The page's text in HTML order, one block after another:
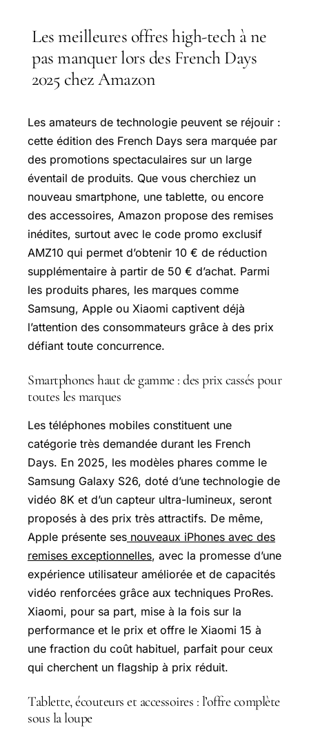
Les meilleures offres high-tech à ne
pas manquer lors des French Days
2025 chez Amazon
Les amateurs de technologie peuvent se réjouir :
cette édition des French Days sera marquée par
des promotions spectaculaires sur un large
éventail de produits. Que vous cherchiez un
nouveau smartphone, une tablette, ou encore
des accessoires, Amazon propose des remises
inédites, surtout avec le code promo exclusif
AMZ10 qui permet d’obtenir 10 € de réduction
supplémentaire à partir de 50 € d’achat. Parmi
les produits phares, les marques comme
Samsung, Apple ou Xiaomi captivent déjà
l’attention des consommateurs grâce à des prix
défiant toute concurrence.
Smartphones haut de gamme : des prix cassés pour
toutes les marques
Les téléphones mobiles constituent une
catégorie très demandée durant les French
Days. En 2025, les modèles phares comme le
Samsung Galaxy S26, doté d’une technologie de
vidéo 8K et d’un capteur ultra-lumineux, seront
proposés à des prix très attractifs. De même,
Apple présente ses nouveaux iPhones avec des
remises exceptionnelles, avec la promesse d’une
expérience utilisateur améliorée et de capacités
vidéo renforcées grâce aux techniques ProRes.
Xiaomi, pour sa part, mise à la fois sur la
performance et le prix et offre le Xiaomi 15 à
une fraction du coût habituel, parfait pour ceux
qui cherchent un flagship à prix réduit.
Tablette, écouteurs et accessoires : l’offre complète
sous la loupe